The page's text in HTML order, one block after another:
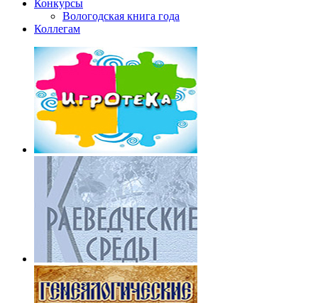
Конкурсы
Вологодская книга года
Коллегам